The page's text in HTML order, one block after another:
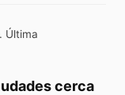
. Última
cerca